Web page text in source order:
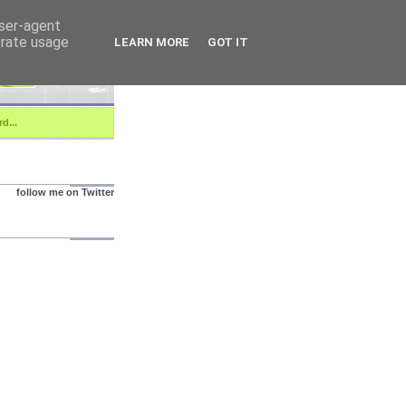
follow me on Twitter
agent
usage
LEARN MORE GOT IT